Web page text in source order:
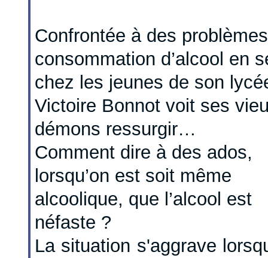
Confrontée à des
consommation d’alcool en
chez les jeunes de son
Victoire Bonnot voit ses
démons ressurgir…
Comment dire à des ados,
lorsqu’on est soit même
alcoolique, que l’alcool est
néfaste ?
La situation s'aggrave